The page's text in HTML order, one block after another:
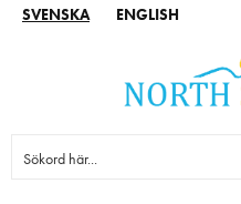
SVENSKA ENGLISH